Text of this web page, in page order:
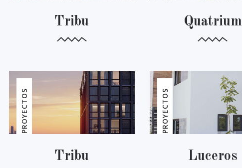
Tribu Quatrium
PROYECTOS
Tribu
PROYECTOS
Luceros